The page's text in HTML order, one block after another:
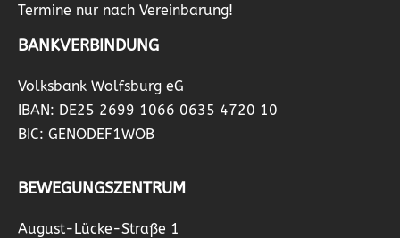
Termine nur nach Vereinbarung!
BANKVERBINDUNG
Volksbank Wolfsburg eG
IBAN: DE25 2699 1066 0635 4720 10
BIC: GENODEF1WOB
BEWEGUNGSZENTRUM
August-Lücke-Straße 1